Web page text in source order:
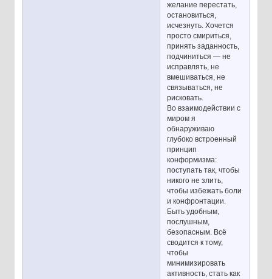
желание перестать,
остановиться,
исчезнуть. Хочется
просто смириться,
принять заданность,
подчиниться — не
исправлять, не
вмешиваться, не
связываться, не
рисковать.
Во взаимодействии с
миром я
обнаруживаю
глубоко встроенный
принцип
конформизма:
поступать так, чтобы
никого не злить,
чтобы избежать боли
и конфронтации.
Быть удобным,
послушным,
безопасным. Всё
сводится к тому,
чтобы
минимизировать
активность, стать как